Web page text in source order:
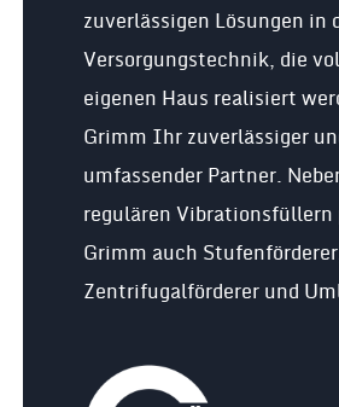
zuverlässigen Lösungen in
Versorgungstechnik, die
eigenen Haus realisiert
Grimm Ihr zuverlässiger
umfassender Partner.
regulären Vibrationsfüllern
Grimm auch Stufenförderer,
Zentrifugalförderer und